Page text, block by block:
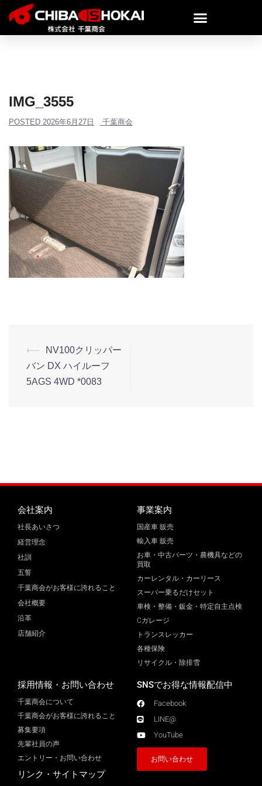
IMG_3555
POSTED 2026年6月27日 千葉商会
⟵
NV100クリッパー
バン DX ハイルーフ
5AGS 4WD *0083
会社案内
社長あいさつ
経営理念
社訓
五誓
千葉商会がお客様に誇れること
会社概要
沿革
店舗紹介
事業案内
国産車 販売
輸入車 販売
お車・中古パーツ・農機具などの
買取
カーレンタル・カーリース
スーパー乗るだけセット
車検・整備・鈑金・特定自主点検
Cガレージ
トランスレッカー
各種保険
リサイクル・除排雪
採用情報・お問い合わせ
千葉商会について
千葉商会がお客様に誇れること​
募集要項
先輩社員の声
エントリー・お問い合わせ
リンク・サイトマップ
SNSでお得な情報配信中
Facebook
LINE@
YouTube
お問い合わせ